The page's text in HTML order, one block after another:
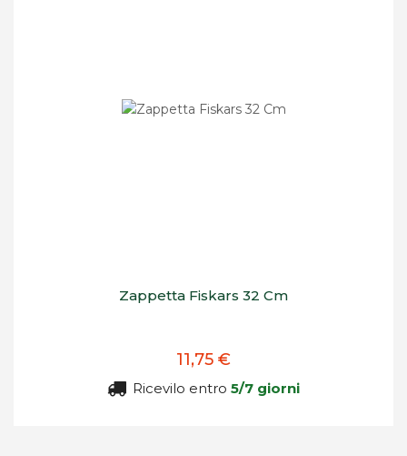
Zappetta Fiskars 32 Cm
11,75 €
Ricevilo entro 5/7 giorni